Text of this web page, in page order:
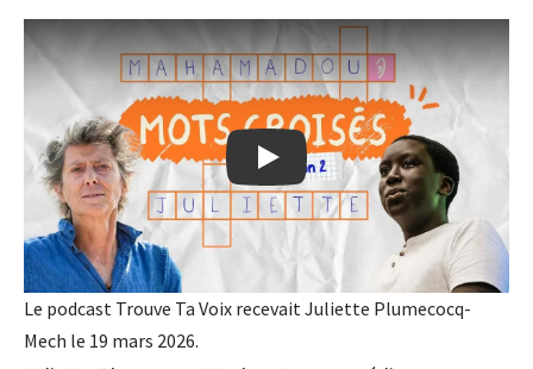
Trouve Ta Voix, entretien avec
Le podcast Trouve Ta Voix recevait Juliette Plumecocq-
Mech le 19 mars 2026.